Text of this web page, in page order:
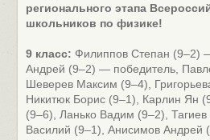
регионального этапа
школьников по физике!
9 класс: Филиппов Степан (9–2)
Андрей (9–2) — победитель,
Шеверев Максим (9–4),
Никитюк Борис (9–1), Карлин Ян
(9–6), Ланько Вадим (9–2),
Василий (9–1), Анисимов Андрей